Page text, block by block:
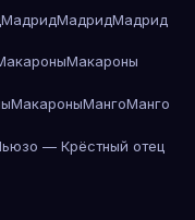
МадридМадридМадрид
Макароны
МакароныМангоМанго
— Крёстный отец